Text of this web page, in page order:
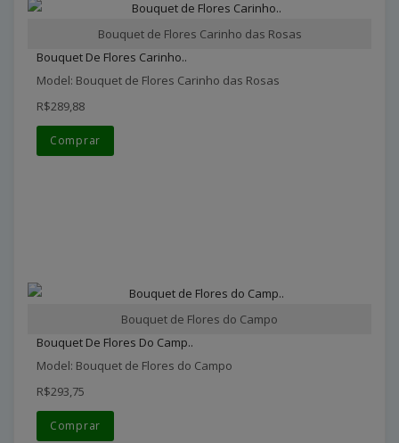
Bouquet de Flores Carinho das Rosas
Bouquet De Flores Carinho..
Model: Bouquet de Flores Carinho das Rosas
R$289,88
Comprar
Bouquet de Flores do Campo
Bouquet De Flores Do Camp..
Model: Bouquet de Flores do Campo
R$293,75
Comprar